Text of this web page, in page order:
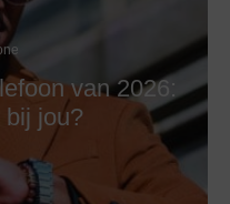
van 2026:
jou?